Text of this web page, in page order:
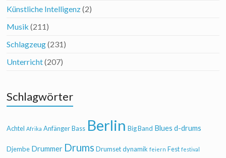
Künstliche Intelligenz(2)
Musik (211)
Schlagzeug(231)
Unterricht(207)
Schlagwörter
Achtel Afrika Anfänger Bass Berlin Big Band Blues d-drums
Djembe Drummer Drums Drumset dynamik feiern Fest festival